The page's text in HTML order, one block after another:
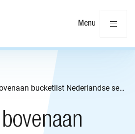
Menu
Australië bovenaan bucketlist Nederlandse senioren